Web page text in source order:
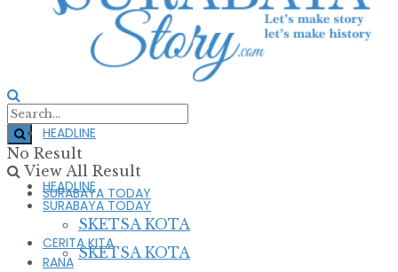
No Result
View All Result
HEADLINE
SURABAYA TODAY
SKETSA KOTA
HEADLINE
SURABAYA TODAY
SKETSA KOTA
CERITA KITA
RANA